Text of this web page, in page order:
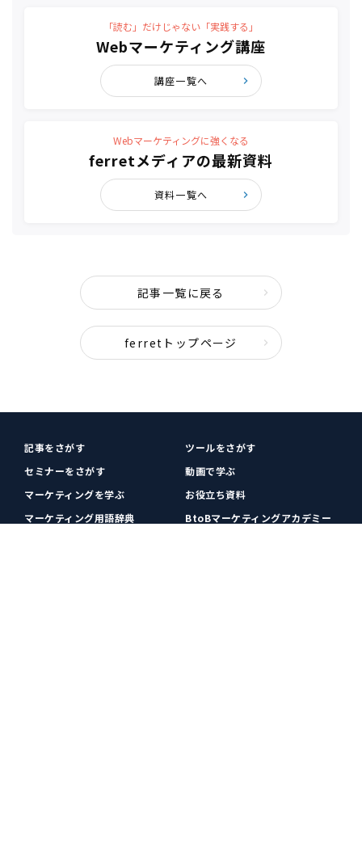
「読む」だけじゃない「実践する」
Webマーケティング講座
講座一覧へ
Webマーケティングに強くなる
ferretメディアの最新資料
資料一覧へ
記事一覧に戻る
ferretトップページ
記事をさがす
ツールをさがす
セミナーをさがす
動画で学ぶ
マーケティングを学ぶ
お役立ち資料
マーケティング用語辞典
BtoBマーケティングアカデミー